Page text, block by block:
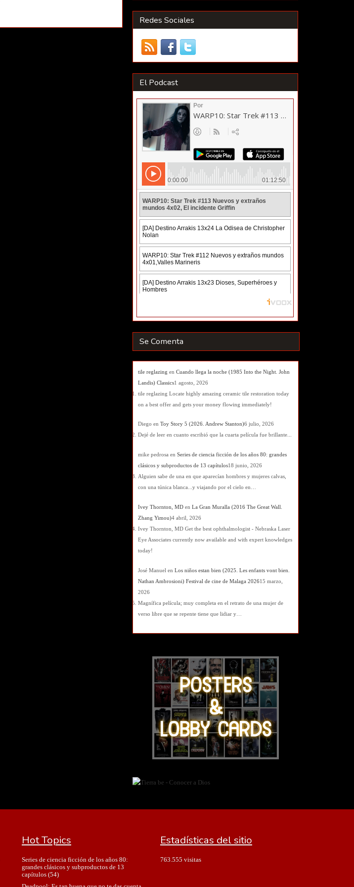
Redes Sociales
El Podcast
Se Comenta
tile reglazing en Cuando llega la noche (1985 Into the Night. John
Landis) Classics1 agosto, 2026
tile reglazing Locate highly amazing ceramic tile restoration today
on a best offer and gets your money flowing immediately!
Diego en Toy Story 5 (2026. Andrew Stanton)6 julio, 2026
Dejé de leer en cuanto escribió que la cuarta película fue brillante...
mike pedrosa en Series de ciencia ficción de los años 80: grandes
clásicos y subproductos de 13 capítulos18 junio, 2026
Alguien sabe de una en que aparecían hombres y mujeres calvas,
con una túnica blanca...y viajando por el cielo en…
Ivey Thornton, MD en La Gran Muralla (2016 The Great Wall.
Zhang Yimou)4 abril, 2026
Ivey Thornton, MD Get the best ophthalmologist - Nebraska Laser
Eye Associates currently now available and with expert knowledges
today!
José Manuel en Los niños estan bien (2025. Les enfants vont bien.
Nathan Ambrosioni) Festival de cine de Malaga 202615 marzo,
2026
Magnífica película; muy completa en el retrato de una mujer de
verso libre que se repente tiene que lidiar y…
Hot Topics
Series de ciencia ficción de los años 80:
grandes clásicos y subproductos de 13
capítulos(54)
Estadísticas del sitio
763.555 visitas